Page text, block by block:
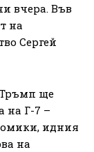
вчера. Във
на
Сергей
ще
на Г-7 –
идния
на